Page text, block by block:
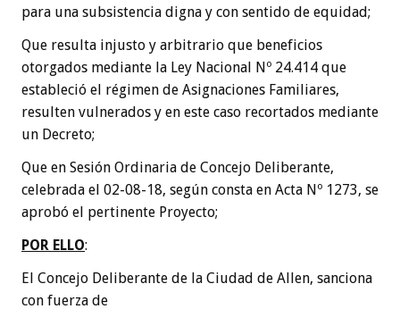
para una subsistencia digna y con sentido de equidad;
Que resulta injusto y arbitrario que beneficios
otorgados mediante la Ley Nacional Nº 24.414 que
estableció el régimen de Asignaciones Familiares,
resulten vulnerados y en este caso recortados mediante
un Decreto;
Que en Sesión Ordinaria de Concejo Deliberante,
celebrada el 02-08-18, según consta en Acta Nº 1273, se
aprobó el pertinente Proyecto;
POR ELLO:
El Concejo Deliberante de la Ciudad de Allen, sanciona
con fuerza de